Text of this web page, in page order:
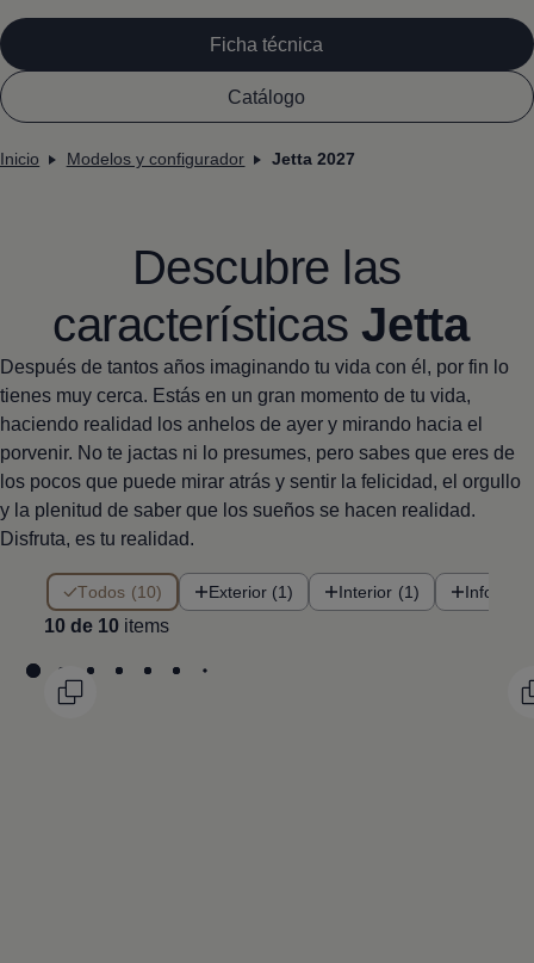
Ficha técnica
Catálogo
Inicio Modelos y configurador Jetta 2027
Descubre las
características Jetta
Después de tantos años imaginando tu vida con él, por fin lo
tienes muy cerca. Estás en un gran momento de tu vida,
haciendo realidad los anhelos de ayer y mirando hacia el
porvenir. No te jactas ni lo presumes, pero sabes que eres de
los pocos que puede mirar atrás y sentir la felicidad, el orgullo
y la plenitud de saber que los sueños se hacen realidad.
Disfruta, es tu realidad.
Todos (10) Exterior (1) Interior (1)
10 de 10 items
10 de 10 items